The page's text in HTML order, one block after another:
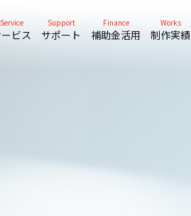
Service
ビス
Support
サポート
Finance
補助金活用
Works
制作実績